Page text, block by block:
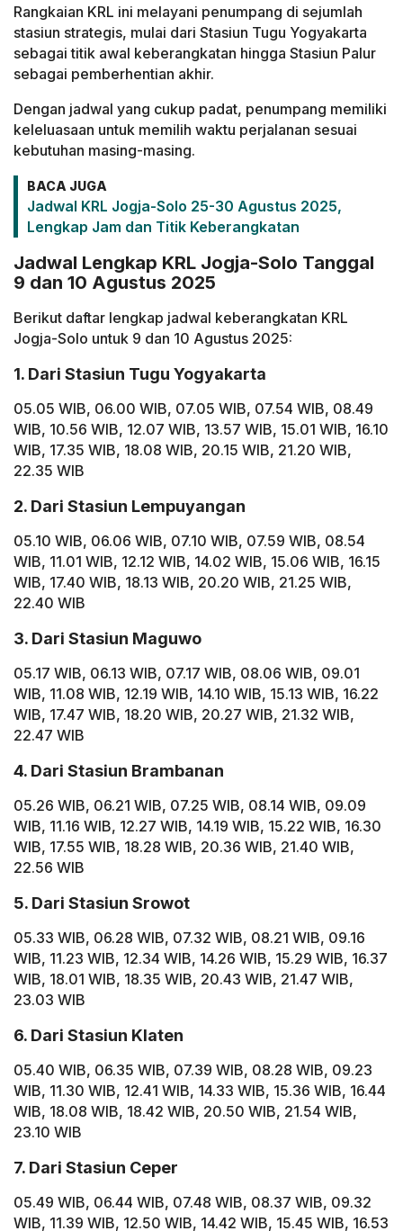
Rangkaian KRL ini melayani penumpang di sejumlah
stasiun strategis, mulai dari Stasiun Tugu Yogyakarta
sebagai titik awal keberangkatan hingga Stasiun Palur
sebagai pemberhentian akhir.
Dengan jadwal yang cukup padat, penumpang memiliki
keleluasaan untuk memilih waktu perjalanan sesuai
kebutuhan masing-masing.
BACA JUGA
Jadwal KRL Jogja-Solo 25-30 Agustus 2025,
Lengkap Jam dan Titik Keberangkatan
Jadwal Lengkap KRL Jogja-Solo Tanggal
9 dan 10 Agustus 2025
Berikut daftar lengkap jadwal keberangkatan KRL
Jogja-Solo untuk 9 dan 10 Agustus 2025:
1. Dari Stasiun Tugu Yogyakarta
05.05 WIB, 06.00 WIB, 07.05 WIB, 07.54 WIB, 08.49
WIB, 10.56 WIB, 12.07 WIB, 13.57 WIB, 15.01 WIB, 16.10
WIB, 17.35 WIB, 18.08 WIB, 20.15 WIB, 21.20 WIB,
22.35 WIB
2. Dari Stasiun Lempuyangan
05.10 WIB, 06.06 WIB, 07.10 WIB, 07.59 WIB, 08.54
WIB, 11.01 WIB, 12.12 WIB, 14.02 WIB, 15.06 WIB, 16.15
WIB, 17.40 WIB, 18.13 WIB, 20.20 WIB, 21.25 WIB,
22.40 WIB
3. Dari Stasiun Maguwo
05.17 WIB, 06.13 WIB, 07.17 WIB, 08.06 WIB, 09.01
WIB, 11.08 WIB, 12.19 WIB, 14.10 WIB, 15.13 WIB, 16.22
WIB, 17.47 WIB, 18.20 WIB, 20.27 WIB, 21.32 WIB,
22.47 WIB
4. Dari Stasiun Brambanan
05.26 WIB, 06.21 WIB, 07.25 WIB, 08.14 WIB, 09.09
WIB, 11.16 WIB, 12.27 WIB, 14.19 WIB, 15.22 WIB, 16.30
WIB, 17.55 WIB, 18.28 WIB, 20.36 WIB, 21.40 WIB,
22.56 WIB
5. Dari Stasiun Srowot
05.33 WIB, 06.28 WIB, 07.32 WIB, 08.21 WIB, 09.16
WIB, 11.23 WIB, 12.34 WIB, 14.26 WIB, 15.29 WIB, 16.37
WIB, 18.01 WIB, 18.35 WIB, 20.43 WIB, 21.47 WIB,
23.03 WIB
6. Dari Stasiun Klaten
05.40 WIB, 06.35 WIB, 07.39 WIB, 08.28 WIB, 09.23
WIB, 11.30 WIB, 12.41 WIB, 14.33 WIB, 15.36 WIB, 16.44
WIB, 18.08 WIB, 18.42 WIB, 20.50 WIB, 21.54 WIB,
23.10 WIB
7. Dari Stasiun Ceper
05.49 WIB, 06.44 WIB, 07.48 WIB, 08.37 WIB, 09.32
WIB, 11.39 WIB, 12.50 WIB, 14.42 WIB, 15.45 WIB, 16.53